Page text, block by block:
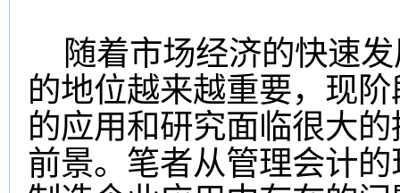
随着市场经济的快速发
的地位越来越重要，现
的应用和研究面临很大
前景。笔者从管理会计